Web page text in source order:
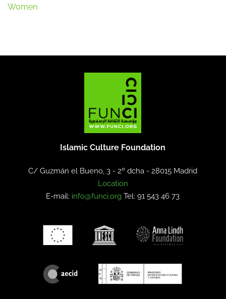
Women
Islamic Culture Foundation
C/ Guzmán el Bueno, 3 - 2º dcha -28015 Madrid
Location
E-mail: info@funci.org Tel: 91 543 46 73